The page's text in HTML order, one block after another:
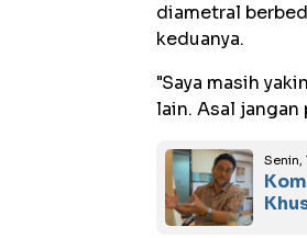
diametral
keduanya.
"Saya masih
lain. Asal
Senin,